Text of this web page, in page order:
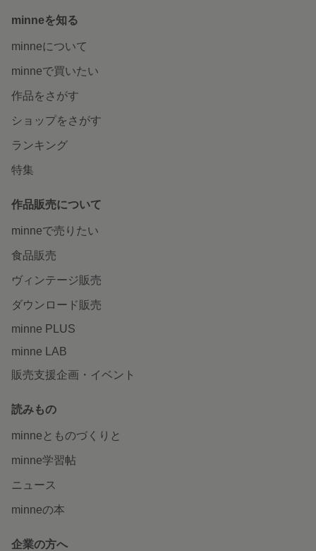
minneを知る
minneについて
minneで買いたい
作品をさがす
ショップをさがす
ランキング
特集
作品販売について
minneで売りたい
食品販売
ヴィンテージ販売
ダウンロード販売
minne PLUS
minne LAB
販売支援企画・イベント
読みもの
minneとものづくりと
minne学習帖
ニュース
minneの本
企業の方へ